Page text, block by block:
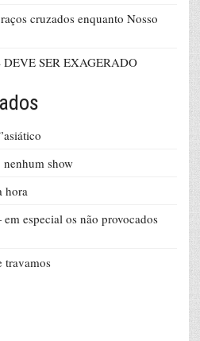
cruzados enquanto Nosso
SER EXAGERADO
show
hora
especial os não provocados
travamos